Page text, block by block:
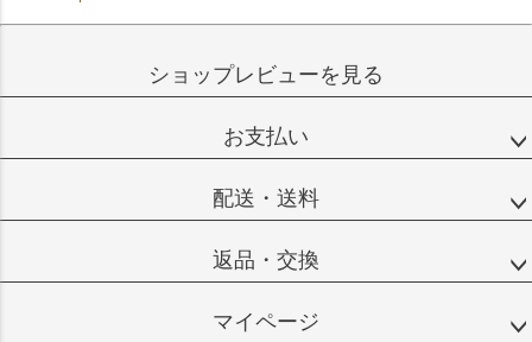
ショップレビューを見る
お支払い
配送・送料
返品・交換
マイページ